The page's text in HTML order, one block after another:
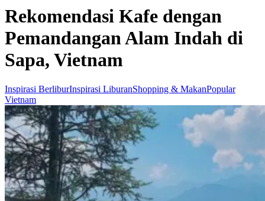
Rekomendasi Kafe dengan
Pemandangan Alam Indah di
Sapa, Vietnam
Inspirasi BerliburInspirasi LiburanShopping & MakanPopular
Vietnam